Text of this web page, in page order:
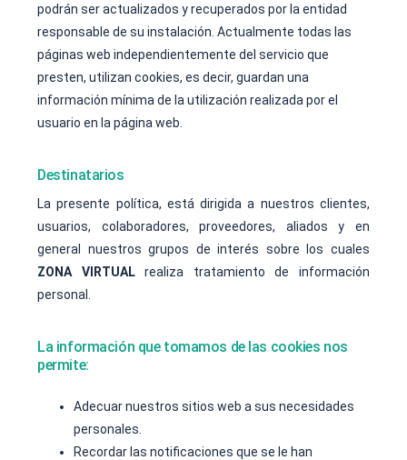
podrán ser actualizados y recuperados por la entidad
responsable de su instalación. Actualmente todas las
páginas web independientemente del servicio que
presten, utilizan cookies, es decir, guardan una
información mínima de la utilización realizada por el
usuario en la página web.
Destinatarios
La presente política, está dirigida a nuestros clientes,
usuarios, colaboradores, proveedores, aliados y en
general nuestros grupos de interés sobre los cuales
ZONA VIRTUALrealiza tratamiento de información
personal.
La información que tomamos de las cookies nos
permite:
Adecuar nuestros sitios web a sus necesidades
personales.
Recordar las notificaciones que se le han